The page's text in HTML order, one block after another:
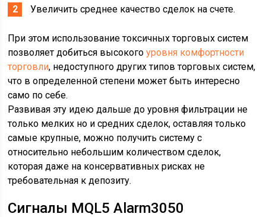
Увеличить среднее качество сделок на счете.
При этом использование токсичных торговых систем
позволяет добиться высокогоуровня комфортности
торговли, недоступного других типов торговых систем,
что в определенной степени может быть интересно
само по себе.
Развивая эту идею дальше до уровня фильтрации не
только мелких но и средних сделок, оставляя только
самые крупные, можно получить систему с
относительно небольшим количеством сделок,
которая даже на консервативных рисках не
требовательная к депозиту.
Сигналы MQL5 Alarm3050